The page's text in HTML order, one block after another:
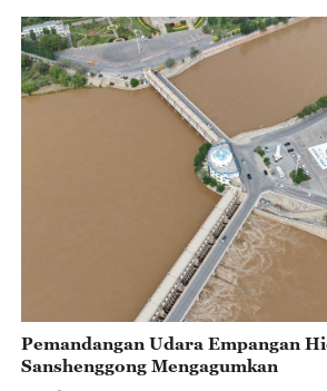
Pemandangan Udara Empangan
Sanshenggong Mengagumkan